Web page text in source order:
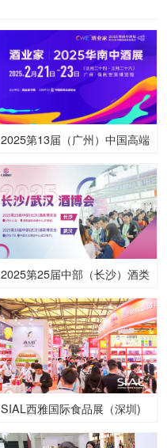
2025第13届（广州）中国高端
2025第25届中部（长沙）酒类
SIAL西雅国际食品展（深圳)